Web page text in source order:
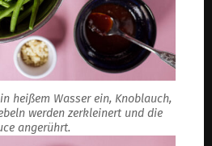
heißem Wasser ein, Knoblauch,
werden zerkleinert und die
angerührt.